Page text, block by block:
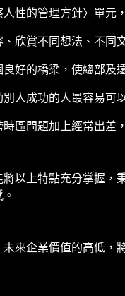
性的管理方針〉單元
欣賞不同想法、不同
好的橋梁，使總部及
人成功的人最容易可
區問題加上經常出差
以上特點充分掌握，
來企業價值的高低